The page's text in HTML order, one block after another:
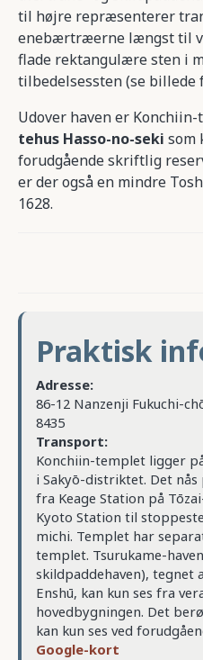
til højre repræsenterer
enebærtræerne længst til
flade rektangulære sten i
tilbedelsessten (se billede
Udover haven er
tehus Hasso-no-seki som
forudgående skriftlig
er der også en mindre
1628.
Praktisk
Adresse:
86-12 Nanzenji Fukuchi-
8435
Transport:
Konchiin-templet ligger
i Sakyō-distriktet. Det
fra Keage Station på
Kyoto Station til
michi. Templet har
templet. Tsurukame-
skildpaddehaven), tegnet
Enshū, kan kun ses fra
hovedbygningen. Det
kan kun ses ved
Google-kort